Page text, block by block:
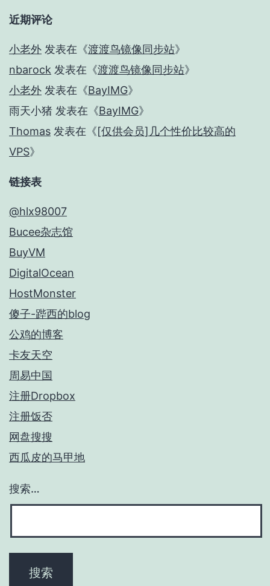
近期评论
小老外 发表在《渡渡鸟镜像同步站》
nbarock 发表在《渡渡鸟镜像同步站》
小老外 发表在《BayIMG》
雨天小猪 发表在《BayIMG》
Thomas 发表在《[仅供会员]几个性价比较高的
VPS》
链接表
@hlx98007
Bucee杂志馆
BuyVM
DigitalOcean
HostMonster
傻子-跸西的blog
公鸡的博客
卡友天空
周易中国
注册Dropbox
注册饭否
网盘搜搜
西瓜皮的马甲地
搜索…